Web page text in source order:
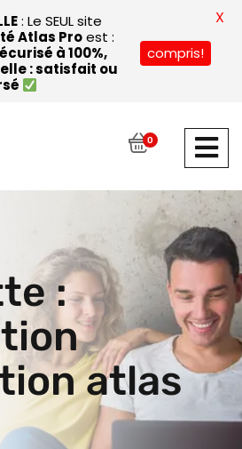
0
:
atlas
: Le SEUL site
Atlas Proest :
à 100%,
: satisfait ou
compris!
X